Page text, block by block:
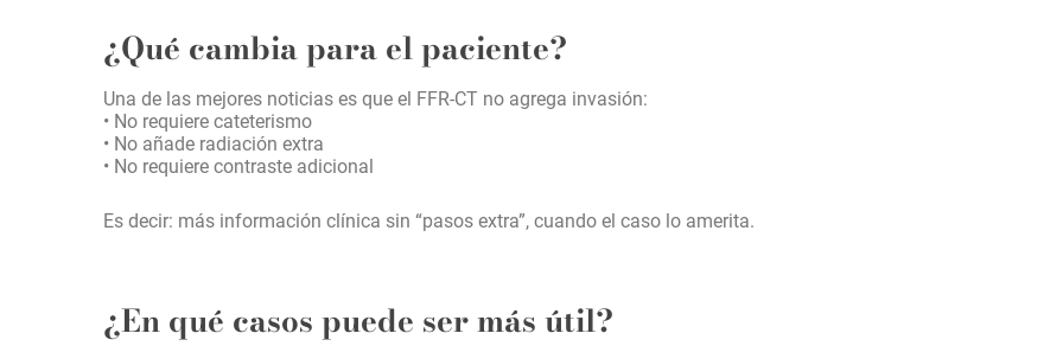
¿Qué cambia para el paciente?
Una de las mejores noticias es que el FFR-CT no agrega invasión:
• No requiere cateterismo
• No añade radiación extra
• No requiere contraste adicional
Es decir: más información clínica sin “pasos extra”, cuando el caso lo amerita.
¿En qué casos puede ser más útil?